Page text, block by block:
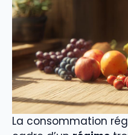
La consommation